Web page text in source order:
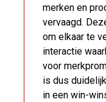
merken en
vervaagd.
om elkaar te
interactie
voor
is dus
in een win-